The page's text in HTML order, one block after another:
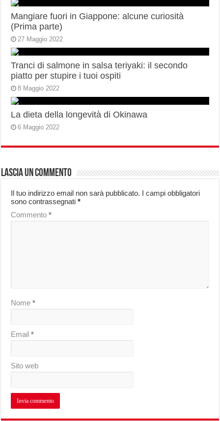
Mangiare fuori in Giappone: alcune curiosità
(Prima parte)
27 Maggio 2022
Tranci di salmone in salsa teriyaki: il secondo
piatto per stupire i tuoi ospiti
8 Maggio 2022
La dieta della longevità di Okinawa
6 Maggio 2022
Lascia un commento
Il tuo indirizzo email non sarà pubblicato. I campi obbligatori
sono contrassegnati*
Commento*
Nome*
Email*
Sito web